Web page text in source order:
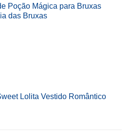
Poção Mágica para Bruxas
das Bruxas
Lolita Vestido Romântico